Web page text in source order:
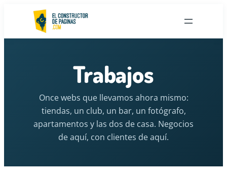
contenido
Trabajos
Once webs que llevamos ahora mismo:
tiendas, un club, un bar, un fotógrafo,
apartamentos y las dos de casa. Negocios
de aquí, con clientes de aquí.